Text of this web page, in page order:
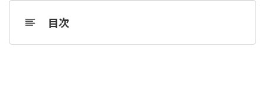
目次